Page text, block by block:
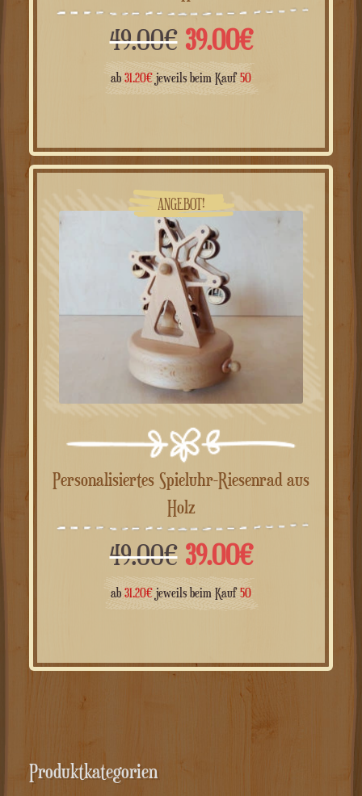
49.00€ Ursprünglicher
Preis
49.00€
39.00€Aktueller
Preis
39.00€.
ab 31.20€ jeweils beim Kauf50
ANGEBOT!
Personalisiertes Spieluhr-Riesenrad aus
Holz
49.00€ Ursprünglicher
Preis
49.00€
39.00€Aktueller
39.00€.
ab 31.20€ jeweils beim Kauf50
Produktkategorien